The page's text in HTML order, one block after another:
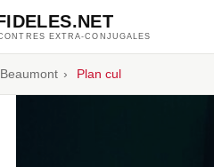
EXTRA-CONJUGALES
Beaumont › Plan cul